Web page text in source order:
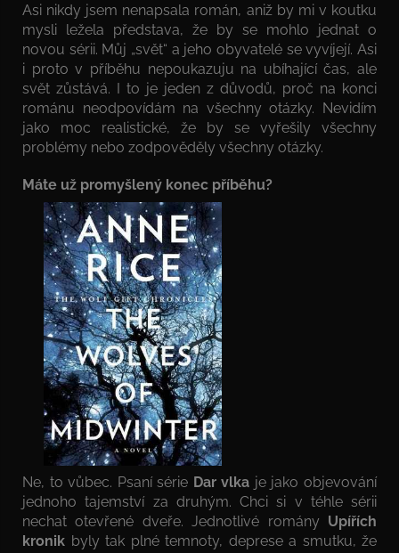
Asi nikdy jsem nenapsala román, aniž by mi v koutku
mysli ležela představa, že by se mohlo jednat o
novou sérii. Můj „svět“ a jeho obyvatelé se vyvíjejí. Asi
i proto v příběhu nepoukazuju na ubíhající čas, ale
svět zůstává. I to je jeden z důvodů, proč na konci
románu neodpovídám na všechny otázky. Nevidím
jako moc realistické, že by se vyřešily všechny
problémy nebo zodpověděly všechny otázky.
Máte už promyšlený konec příběhu?
Ne, to vůbec. Psaní série Dar vlka je jako objevování
jednoho tajemství za druhým. Chci si v téhle sérii
nechat otevřené dveře. Jednotlivé romány Upířích
kronik byly tak plné temnoty, deprese a smutku, že